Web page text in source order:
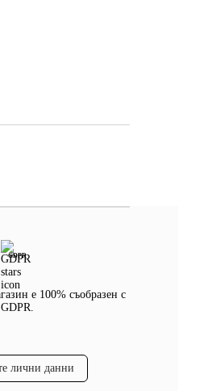
GDPR
е 100% съобразен с
GDPR.
лични данни